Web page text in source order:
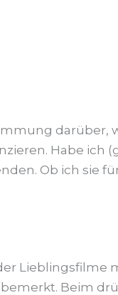
darüber,
Habe ich
Ob ich sie
Lieblingsfilme
Beim